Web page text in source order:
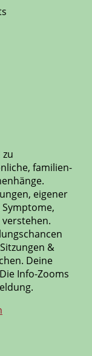
familien-
eigener
Symptome,
&
Deine
Info-Zooms